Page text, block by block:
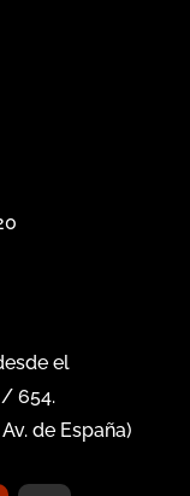
el
654.
de España)